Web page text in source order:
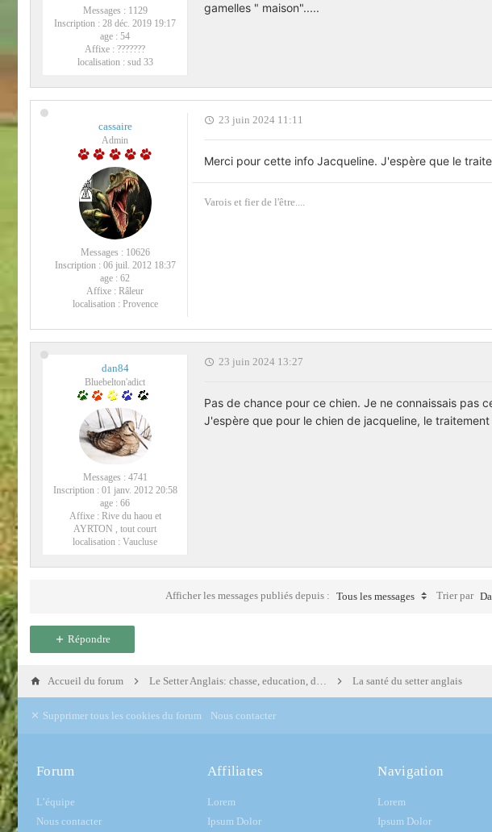
Messages : 1129
Inscription : 28 déc. 2019 19:17
age : 54
Affixe : ???????
localisation : sud 33
gamelles " maison".....
cassaire
Admin
Messages : 10626
Inscription : 06 juil. 2012 18:37
age : 62
Affixe : Râleur
localisation : Provence
23 juin 2024 11:11
Merci pour cette info Jacqueline. J'espère que le
Varois et fier de l'être....
dan84
Bluebelton'adict
Messages : 4741
Inscription : 01 janv. 2012 20:58
age : 66
Affixe : Rive du haou et
AYRTON , tout court
localisation : Vaucluse
23 juin 2024 13:27
Pas de chance pour ce chien. Je ne connaissais pas
J'espère que pour le chien de jacqueline, le
Afficher les messages publiés depuis : Tous les messages Trier par
Répondre
Accueil du forum Le Setter Anglais: chasse, education, dressage La santé du setter anglais
Supprimer tous les cookies du forum Nous contacter
Forum
L’équipe
Nous contacter
Affiliates
Lorem
Ipsum Dolor
Navigation
Lorem
Ipsum Dolor